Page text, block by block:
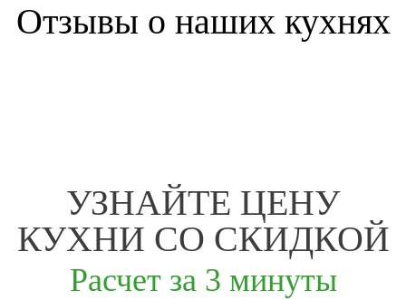
Отзывы о наших кухнях
УЗНАЙТЕ ЦЕНУ
КУХНИ СО СКИДКОЙ
Расчет за 3 минуты